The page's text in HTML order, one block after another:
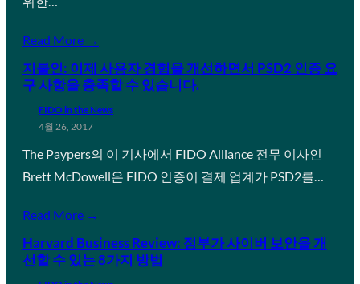
Read More →
지불인: 이제 사용자 경험을 개선하면서 PSD2 인증 요
구 사항을 충족할 수 있습니다.
FIDO in the News
4월 26, 2017
The Paypers의 이 기사에서 FIDO Alliance 전무 이사인
Brett McDowell은 FIDO 인증이 결제 업계가 PSD2를…
Read More →
Harvard Business Review: 정부가 사이버 보안을 개
선할 수 있는 8가지 방법